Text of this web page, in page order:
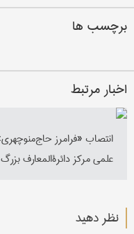
برچسب ها
اخبار مرتبط
انتصاب «فرامرز
علمی مرکز دائرةالمعارف
نظر دهید